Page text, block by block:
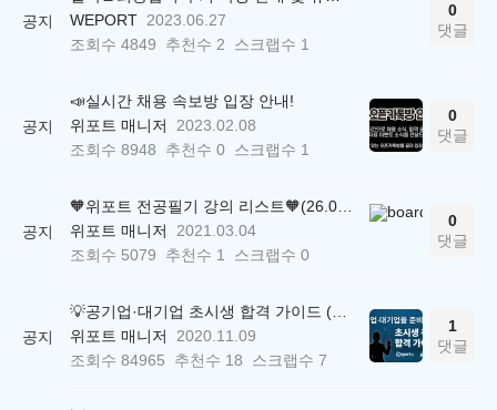
공지
WEPORT 2023.06.27
조회수 4849 추천수 2 스크랩수 1
0
댓글
공지
📣실시간 채용 속보방 입장 안내!
위포트 매니저
2023.02.08
조회수 8948 추천수 0 스크랩수 1
0
댓글
공지
위포트 매니저
2021.03.04
조회수 5079 추천수 1 스크랩수 0
0
댓글
공지
위포트 매니저
2020.11.09
조회수 84965 추천수 18 스크랩수 7
1
댓글